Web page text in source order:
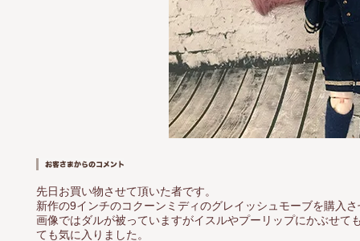
先日お買い物させて頂いた者です。
新作の9インチのコクーンミディのグレイッシュモーブを購入
画像ではダルが被っていますがイスルやプーリップにかぶせて
ても気に入りました。